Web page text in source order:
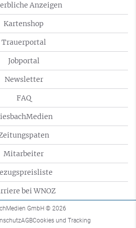
Anzeigen
Kartenshop
Trauerportal
Jobportal
Newsletter
FAQ
Mitarbeiter
bei WNOZ
GmbH © 2026
AGBCookies und Tracking